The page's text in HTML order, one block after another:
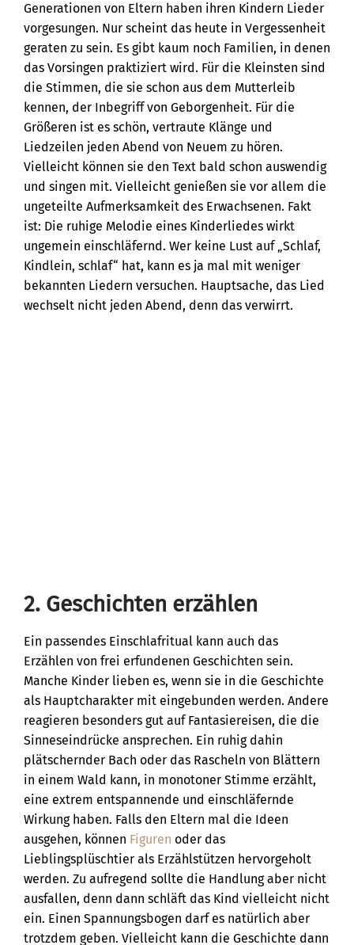
Generationen von Eltern haben ihren Kindern Lieder
vorgesungen. Nur scheint das heute in Vergessenheit
geraten zu sein. Es gibt kaum noch Familien, in denen
das Vorsingen praktiziert wird. Für die Kleinsten sind
die Stimmen, die sie schon aus dem Mutterleib
kennen, der Inbegriff von Geborgenheit. Für die
Größeren ist es schön, vertraute Klänge und
Liedzeilen jeden Abend von Neuem zu hören.
Vielleicht können sie den Text bald schon auswendig
und singen mit. Vielleicht genießen sie vor allem die
ungeteilte Aufmerksamkeit des Erwachsenen. Fakt
ist: Die ruhige Melodie eines Kinderliedes wirkt
ungemein einschläfernd. Wer keine Lust auf „Schlaf,
Kindlein, schlaf“ hat, kann es ja mal mit weniger
bekannten Liedern versuchen. Hauptsache, das Lied
wechselt nicht jeden Abend, denn das verwirrt.
2. Geschichten erzählen
Ein passendes Einschlafritual kann auch das
Erzählen von frei erfundenen Geschichten sein.
Manche Kinder lieben es, wenn sie in die Geschichte
als Hauptcharakter mit eingebunden werden. Andere
reagieren besonders gut auf Fantasiereisen, die die
Sinneseindrücke ansprechen. Ein ruhig dahin
plätschernder Bach oder das Rascheln von Blättern
in einem Wald kann, in monotoner Stimme erzählt,
eine extrem entspannende und einschläfernde
Wirkung haben. Falls den Eltern mal die Ideen
ausgehen, können Figuren oder das
Lieblingsplüschtier als Erzählstützen hervorgeholt
werden. Zu aufregend sollte die Handlung aber nicht
ausfallen, denn dann schläft das Kind vielleicht nicht
ein. Einen Spannungsbogen darf es natürlich aber
trotzdem geben. Vielleicht kann die Geschichte dann